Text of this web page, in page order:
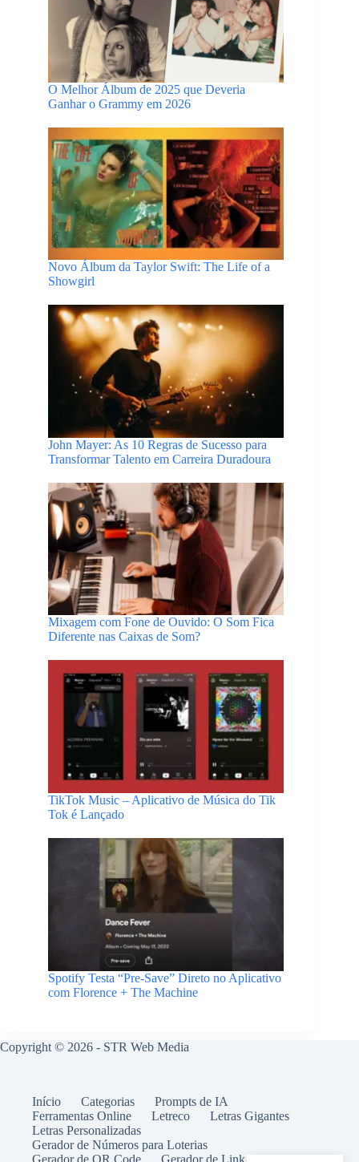
O Melhor Álbum de 2025 que Deveria
Ganhar o Grammy em 2026
Novo Álbum da Taylor Swift: The Life of a
Showgirl
John Mayer: As 10 Regras de Sucesso para
Transformar Talento em Carreira Duradoura
Mixagem com Fone de Ouvido: O Som Fica
Diferente nas Caixas de Som?
TikTok Music – Aplicativo de Música do Tik
Tok é Lançado
Spotify Testa “Pre-Save” Direto no Aplicativo
com Florence + The Machine
Copyright © 2026 - STR Web Media
Início Categorias
Prompts de IA
Ferramentas Online
Letreco
Letras Gigantes
Letras Personalizadas
Gerador de Números para Loterias
Gerador de QR Code
Gerador de Link WhatsApp